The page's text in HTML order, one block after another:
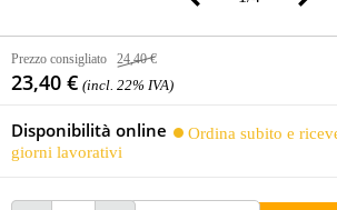
Prezzo consigliato 24,40 €
23,40 € (incl. 22% IVA)
Disponibilità online
Ordina subito e
giorni lavorativi